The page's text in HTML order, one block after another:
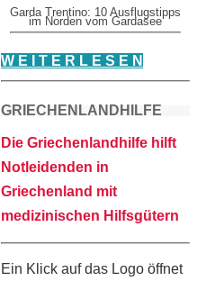
Garda Trentino: 10 Ausflugstipps
im Norden vom Gardasee
W E I T E R L E S E N
GRIECHENLANDHILFE
Die Griechenlandhilfe hilft
Notleidenden in
Griechenland mit
medizinischen Hilfsgütern
Ein Klick auf das Logo öffnet